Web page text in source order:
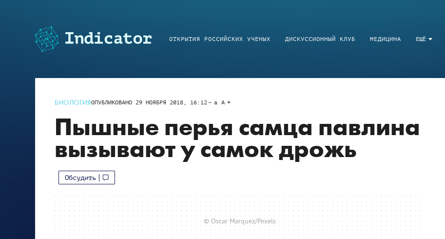
ЕЩЁ
ОТКРЫТИЯ РОССИЙСКИХ УЧЕНЫХ ДИСКУССИОННЫЙ КЛУБ МЕДИЦИНА
БИОЛОГИЯОПУБЛИКОВАНО 29 НОЯБРЯ 2018, 16:12 a A
Пышные перья самца павлина
вызывают у самок дрожь
Обсудить
© Oscar Marquez/Pexels